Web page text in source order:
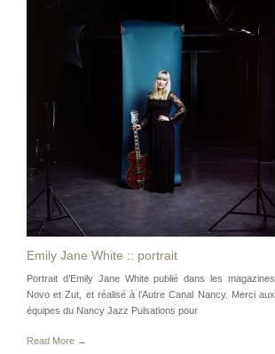
Emily Jane White :: portrait
Portrait d’Emily Jane White publié dans les magazines
Novo et Zut, et réalisé à l’Autre Canal Nancy. Merci aux
équipes du Nancy Jazz Pulsations pour
Read More →